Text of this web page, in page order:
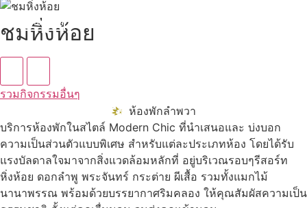
ชมหิ่งห้อย
รวมกิจกรรมอื่นๆ
ห้องพักลำพวา
บริการห้องพักในสไตล์ Modern Chic ที่นำเสนอและ บ่งบอก
ความเป็นส่วนตัวแบบพิเศษ สำหรับแต่ละประเภทห้อง โดยได้รับ
แรงบัลดาลใจมาจากสิ่งแวดล้อมหลักที่ อยู่บริเวณรอบๆรีสอร์ท
หิ่งห้อย ดอกลำพู พระจันทร์ กระต่าย ผีเสื้อ รวมทั้งแมกไม้
นานาพรรณ พร้อมด้วยบรรยากาศริมคลอง ให้คุณสัมผัสความเป็น
ดูทั้งหมด